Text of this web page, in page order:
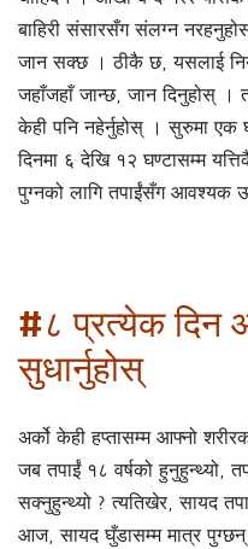
बाहिरी संसारसँग संलग्न
जान सक्छ । ठीकै छ, यसलाई
जहाँजहाँ जान्छ, जान दिनुहोस् ।
केही पनि नहेर्नुहोस् । सुरुमा एक
दिनमा ६ देखि १२ घण्टासम्म
पुग्नको लागि तपाईंसँग आवश्यक
#८ प्रत्येक दिन
सुधार्नुहोस्
अर्को केही हप्तासम्म आफ्नो
जब तपाईं १८ वर्षको हुनुहुन्थ्यो,
सक्नुहुन्थ्यो ? त्यतिखेर, सायद
आज, सायद घुँडासम्म मात्र